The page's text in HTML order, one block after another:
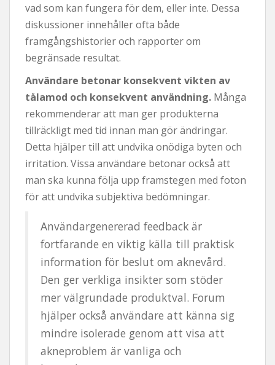
vad som kan fungera för dem, eller inte. Dessa
diskussioner innehåller ofta både
framgångshistorier och rapporter om
begränsade resultat.
Användare betonar konsekvent vikten av
tålamod och konsekvent användning. Många
rekommenderar att man ger produkterna
tillräckligt med tid innan man gör ändringar.
Detta hjälper till att undvika onödiga byten och
irritation. Vissa användare betonar också att
man ska kunna följa upp framstegen med foton
för att undvika subjektiva bedömningar.
Användargenererad feedback är
fortfarande en viktig källa till praktisk
information för beslut om aknevård.
Den ger verkliga insikter som stöder
mer välgrundade produktval. Forum
hjälper också användare att känna sig
mindre isolerade genom att visa att
akneproblem är vanliga och